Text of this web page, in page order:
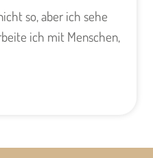
so, aber ich sehe
ich mit Menschen,